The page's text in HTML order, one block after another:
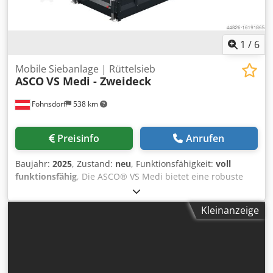
1 / 6
Fohnsdorf 538 km
Mobile Siebanlage | Rüttelsieb
ASCOVS Medi - Zweideck
Preisinfo Anrufen
Baujahr: 2025, Zustand: neu, Funktionsfähigkeit: voll
funktionsfähig, Die ASCO® VS Medi bietet eine robuste
und leistungsstarke Basis für vielfältige Siebaufgaben. Mit
zwei Vibrationsmotoren ist es besonders praktisch für
Recyclingbetriebe und Betriebe im Bau-, Agrar- undKleinanzeige